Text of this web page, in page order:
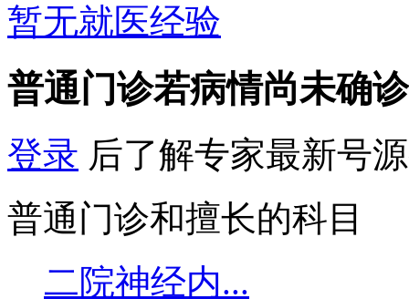
暂无就医经验
普通门诊若病情尚未确
登录 后了解专家最新号
普通门诊和擅长的科目
二院神经内...